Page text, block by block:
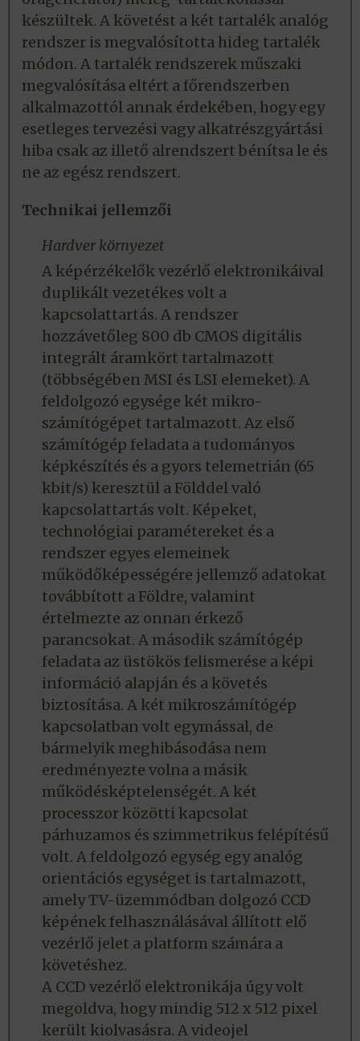
készültek. A követést a két tartalék analóg
rendszer is megvalósította hideg tartalék
módon. A tartalék rendszerek műszaki
megvalósítása eltért a főrendszerben
alkalmazottól annak érdekében, hogy egy
esetleges tervezési vagy alkatrészgyártási
hiba csak az illető alrendszert bénítsa le és
ne az egész rendszert.
Technikai jellemzői
Hardver környezet
A képérzékelők vezérlő elektronikáival
duplikált vezetékes volt a
kapcsolattartás. A rendszer
hozzávetőleg 800 db CMOS digitális
integrált áramkört tartalmazott
(többségében MSI és LSI elemeket). A
feldolgozó egysége két mikro-
számítógépet tartalmazott. Az első
számítógép feladata a tudományos
képkészítés és a gyors telemetrián (65
kbit/s) keresztül a Földdel való
kapcsolattartás volt. Képeket,
technológiai paramétereket és a
rendszer egyes elemeinek
működőképességére jellemző adatokat
továbbított a Földre, valamint
értelmezte az onnan érkező
parancsokat. A második számítógép
feladata az üstökös felismerése a képi
információ alapján és a követés
biztosítása. A két mikroszámítógép
kapcsolatban volt egymással, de
bármelyik meghibásodása nem
eredményezte volna a másik
működésképtelenségét. A két
processzor közötti kapcsolat
párhuzamos és szimmetrikus felépítésű
volt. A feldolgozó egység egy analóg
orientációs egységet is tartalmazott,
amely TV-üzemmódban dolgozó CCD
képének felhasználásával állított elő
vezérlő jelet a platform számára a
követéshez.
A CCD vezérlő elektronikája úgy volt
megoldva, hogy mindig 512 x 512 pixel
került kiolvasásra. A videojel